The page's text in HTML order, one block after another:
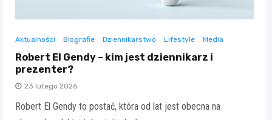
Aktualności Biografie Dziennikarstwo Lifestyle Media
Robert El Gendy – kim jest dziennikarz i
prezenter?
23 lutego 2026
Robert El Gendy to postać, która od lat jest obecna na